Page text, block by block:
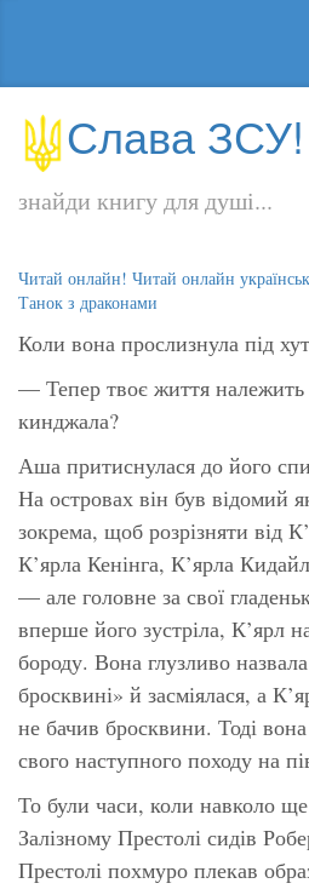
Слава ЗСУ!
знайди книгу для душі...
Читай онлайн! Читай онлайн
Танок з драконами
Коли вона прослизнула під
— Тепер твоє життя належить
кинджала?
Аша притиснулася до його
На островах він був відомий
зокрема, щоб розрізняти від
К’ярла Кенінга, К’ярла
— але головне за свої
вперше його зустріла, К’ярл
бороду. Вона глузливо
бросквині» й засміялася, а
не бачив бросквини. Тоді
свого наступного походу на
То були часи, коли навколо ще
Залізному Престолі сидів
Престолі похмуро плекав